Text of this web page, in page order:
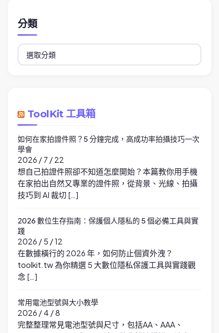
分類
分
類
ToolKit 工具箱
如何在家拍證件照？5 分鐘完成，高成功率拍攝技巧一次
學會
2026 / 7 / 22
想自己拍證件照卻不知道怎麼開始？本篇教你用手機
在家拍出自然又專業的證件照，從背景、光線、拍攝
技巧到 AI 裁切 […]
2026 數位生存指南：保護個人隱私的 5 個必備工具與實
踐
2026 / 5 / 12
在數據橫行的 2026 年，如何防止個資外洩？
toolkit.tw 為你精選 5 大數位隱私保護工具與實踐觀
念 […]
常用電池型號與大小教學
2026 / 4 / 8
完整整理常見電池型號與尺寸，包括AA、AAA、